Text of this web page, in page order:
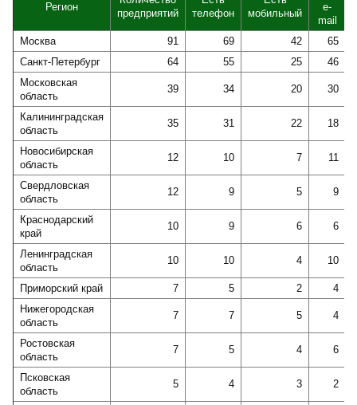
Регион
предприятий
телефон
мобильный
e-
mail
Москва
91 69 42
65
Санкт-Петербург
64 55 25
46
Московская
область
39 34 20 30
Калининградская
область
35 31 22 18
Новосибирская
область
12 10 7 11
Свердловская
область
12 9 5 9
Краснодарский
край
10 9 6 6
Ленинградская
область
10 10 4 10
Приморский край 7 5 2
4
Нижегородская
область
7 7 5 4
Ростовская
область
7 5 4 6
Псковская
область
5 4 3 2